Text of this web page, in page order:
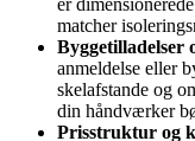
er
matcher
Byggetilladelser
anmeldelse eller
skelafstande og
din håndværker
Prisstruktur og